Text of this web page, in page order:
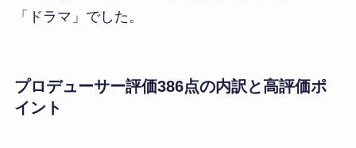
「ドラマ」でした。
プロデューサー評価386点の内訳と高評価ポ
イント